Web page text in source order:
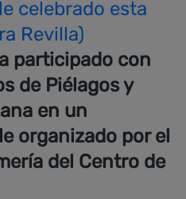
celebrado esta
Revilla)
participado con
de Piélagos y
en un
organizado por el
del Centro de